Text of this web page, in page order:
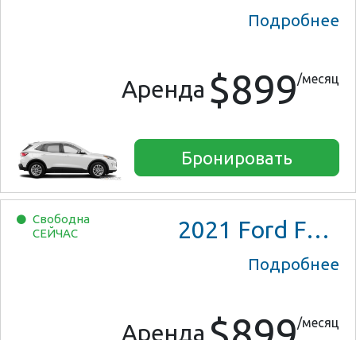
Подробнее
Аренда $899/месяц
Бронировать
Свободна
СЕЙЧАС
2021 Ford F150 XL Ext Cab
Подробнее
Аренда /месяц